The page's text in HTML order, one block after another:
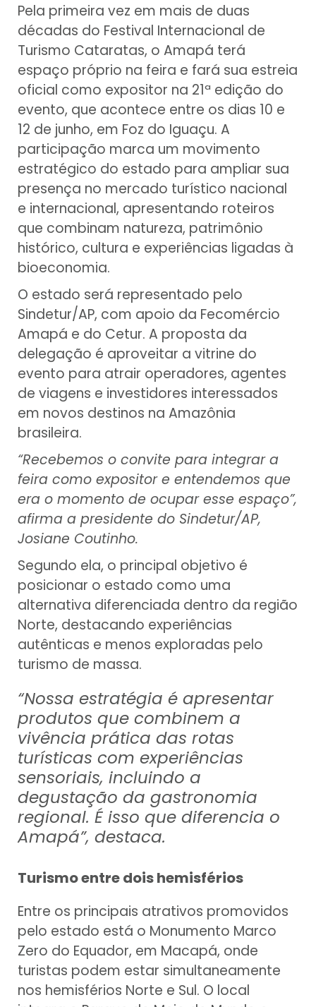
Pela primeira vez em mais de duas
décadas do Festival Internacional de
Turismo Cataratas, o Amapá terá
espaço próprio na feira e fará sua estreia
oficial como expositor na 21ª edição do
evento, que acontece entre os dias 10 e
12 de junho, em Foz do Iguaçu. A
participação marca um movimento
estratégico do estado para ampliar sua
presença no mercado turístico nacional
e internacional, apresentando roteiros
que combinam natureza, patrimônio
histórico, cultura e experiências ligadas à
bioeconomia.
O estado será representado pelo
Sindetur/AP, com apoio da Fecomércio
Amapá e do Cetur. A proposta da
delegação é aproveitar a vitrine do
evento para atrair operadores, agentes
de viagens e investidores interessados
em novos destinos na Amazônia
brasileira.
“Recebemos o convite para integrar a
feira como expositor e entendemos que
era o momento de ocupar esse espaço”,
afirma a presidente do Sindetur/AP,
Josiane Coutinho.
Segundo ela, o principal objetivo é
posicionar o estado como uma
alternativa diferenciada dentro da região
Norte, destacando experiências
autênticas e menos exploradas pelo
turismo de massa.
“Nossa estratégia é apresentar
produtos que combinem a
vivência prática das rotas
turísticas com experiências
sensoriais, incluindo a
degustação da gastronomia
regional. É isso que diferencia o
Amapá”, destaca.
Turismo entre dois hemisférios
Entre os principais atrativos promovidos
pelo estado está o Monumento Marco
Zero do Equador, em Macapá, onde
turistas podem estar simultaneamente
nos hemisférios Norte e Sul. O local